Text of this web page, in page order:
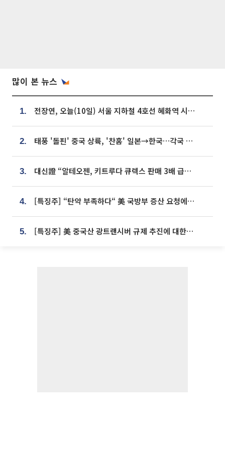
많이 본 뉴스
1. 전장연, 오늘(10일) 서울 지하철 4호선 혜화역 시위…1호선 용산역 무정차
2. 태풍 '돌핀' 중국 상륙, '찬홈' 일본→한국…각국 기상청 예상 경로는?
3. 대신證 “알테오젠, 키트루다 큐렉스 판매 3배 급증…목표가 41만원 상향”
4. [특징주] “탄약 부족하다“ 美 국방부 증산 요청에⋯국내 방산주 급등세
5. [특징주] 美 중국산 광트랜시버 규제 추진에 대한광통신 등 광통신株 강세